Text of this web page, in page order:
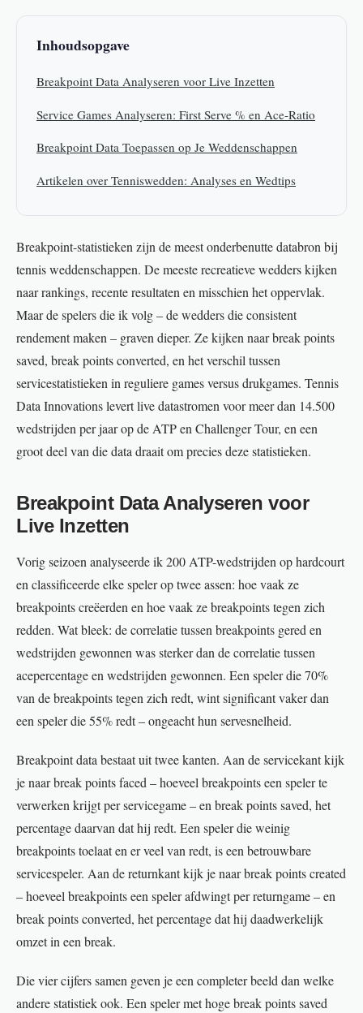
Inhoudsopgave
Breakpoint Data Analyseren voor Live Inzetten
Service Games Analyseren: First Serve % en Ace-Ratio
Breakpoint Data Toepassen op Je Weddenschappen
Artikelen over Tenniswedden: Analyses en Wedtips
Breakpoint-statistieken zijn de meest onderbenutte databron bij
tennis weddenschappen. De meeste recreatieve wedders kijken
naar rankings, recente resultaten en misschien het oppervlak.
Maar de spelers die ik volg – de wedders die consistent
rendement maken – graven dieper. Ze kijken naar break points
saved, break points converted, en het verschil tussen
servicestatistieken in reguliere games versus drukgames. Tennis
Data Innovations levert live datastromen voor meer dan 14.500
wedstrijden per jaar op de ATP en Challenger Tour, en een
groot deel van die data draait om precies deze statistieken.
Breakpoint Data Analyseren voor
Live Inzetten
Vorig seizoen analyseerde ik 200 ATP-wedstrijden op hardcourt
en classificeerde elke speler op twee assen: hoe vaak ze
breakpoints creëerden en hoe vaak ze breakpoints tegen zich
redden. Wat bleek: de correlatie tussen breakpoints gered en
wedstrijden gewonnen was sterker dan de correlatie tussen
acepercentage en wedstrijden gewonnen. Een speler die 70%
van de breakpoints tegen zich redt, wint significant vaker dan
een speler die 55% redt – ongeacht hun servesnelheid.
Breakpoint data bestaat uit twee kanten. Aan de servicekant kijk
je naar break points faced – hoeveel breakpoints een speler te
verwerken krijgt per servicegame – en break points saved, het
percentage daarvan dat hij redt. Een speler die weinig
breakpoints toelaat en er veel van redt, is een betrouwbare
servicespeler. Aan de returnkant kijk je naar break points created
– hoeveel breakpoints een speler afdwingt per returngame – en
break points converted, het percentage dat hij daadwerkelijk
omzet in een break.
Die vier cijfers samen geven je een completer beeld dan welke
andere statistiek ook. Een speler met hoge break points saved